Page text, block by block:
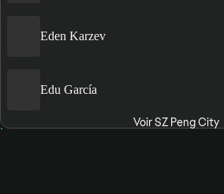
Eden Karzev
Edu García
Voir SZ Peng City